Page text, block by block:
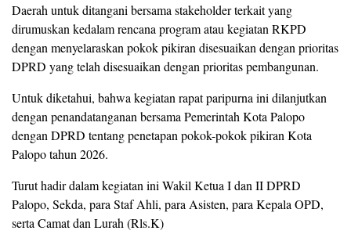
Daerah untuk ditangani bersama stakeholder terkait yang
dirumuskan kedalam rencana program atau kegiatan RKPD
dengan menyelaraskan pokok pikiran disesuaikan dengan prioritas
DPRD yang telah disesuaikan dengan prioritas pembangunan.
Untuk diketahui, bahwa kegiatan rapat paripurna ini dilanjutkan
dengan penandatanganan bersama Pemerintah Kota Palopo
dengan DPRD tentang penetapan pokok-pokok pikiran Kota
Palopo tahun 2026.
Turut hadir dalam kegiatan ini Wakil Ketua I dan II DPRD
Palopo, Sekda, para Staf Ahli, para Asisten, para Kepala OPD,
serta Camat dan Lurah (Rls.K)